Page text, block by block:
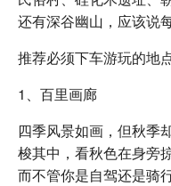
还有深谷幽山，应该说
推荐必须下车游玩的地
1、百里画廊
四季风景如画，但秋季
梭其中，看秋色在身旁
而不管你是自驾还是骑